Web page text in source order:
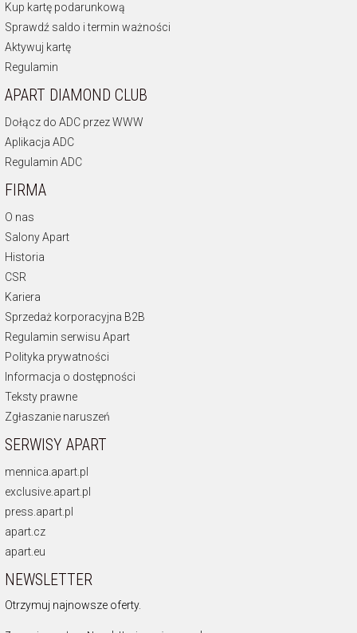
Kup kartę podarunkową
Sprawdź saldo i termin ważności
Aktywuj kartę
Regulamin
APART DIAMOND CLUB
Dołącz do ADC przez WWW
Aplikacja ADC
Regulamin ADC
FIRMA
O nas
Salony Apart
Historia
CSR
Kariera
Sprzedaż korporacyjna B2B
Regulamin serwisu Apart
Polityka prywatności
Informacja o dostępności
Teksty prawne
Zgłaszanie naruszeń
SERWISY APART
mennica.apart.pl
exclusive.apart.pl
press.apart.pl
apart.cz
apart.eu
NEWSLETTER
Otrzymuj najnowsze oferty.